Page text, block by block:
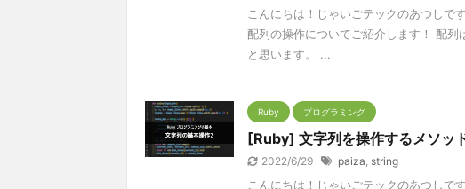
こんにちは！じゃいごテックのあつしで
配列の操作についてご紹介します！ 配列
と思います。 ...
Ruby プログラミング
[Ruby] 文字列を操作するメソッ
2022/6/29 paiza, string
こんにちは！じゃいごテックのあつしで